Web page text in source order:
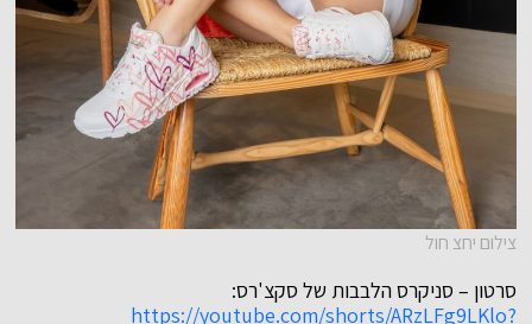
צילום יחצ חול
סרטון – סניקרס הלבבות של סקצ'רס:
https://youtube.com/shorts/ARzLFg9LKlo?